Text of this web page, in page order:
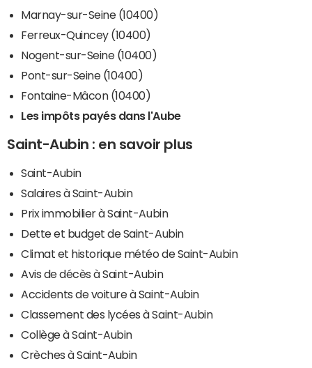
Marnay-sur-Seine (10400)
Ferreux-Quincey (10400)
Nogent-sur-Seine (10400)
Pont-sur-Seine (10400)
Fontaine-Mâcon (10400)
Les impôts payés dans l'Aube
Saint-Aubin : en savoir plus
Saint-Aubin
Salaires à Saint-Aubin
Prix immobilier à Saint-Aubin
Dette et budget de Saint-Aubin
Climat et historique météo de Saint-Aubin
Avis de décès à Saint-Aubin
Accidents de voiture à Saint-Aubin
Classement des lycées à Saint-Aubin
Collège à Saint-Aubin
Crèches à Saint-Aubin